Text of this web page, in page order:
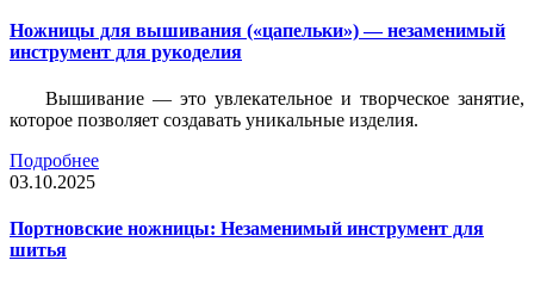
Ножницы для вышивания («цапельки») — незаменимый
инструмент для рукоделия
Вышивание — это увлекательное и творческое занятие,
которое позволяет создавать уникальные изделия.
Подробнее
03.10.2025
Портновские ножницы: Незаменимый инструмент для
шитья